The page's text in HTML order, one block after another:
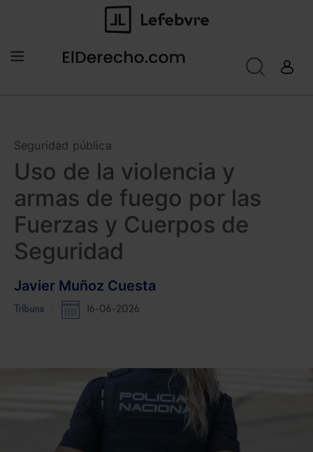
Seguridad pública
Uso de la violencia y
armas de fuego por las
Fuerzas y Cuerpos de
Seguridad
Javier Muñoz Cuesta
Tribuna 16-06-2026